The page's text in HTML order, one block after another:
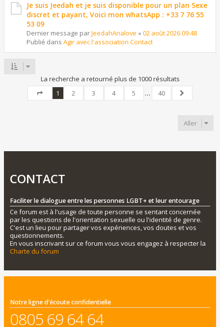
Je suis Jeedah et je suis disponible pour un plan Sexe
discret et payant, Voici mon whatsApp : +33 7 76 55
53 09
Dernier message parJeedahAnalove « 02 août 2026 09:48
Publié dans Agir avec l'association Contact
La recherche a retourné plus de 1000 résultats
Page sur40
1 2 3 4 5 …
40
Suivant
Aller
CONTACT
Faciliter le dialogue entre les personnes LGBT+ et leur entourage
Ce forum est à l'usage de toute personne se sentant concernée
par les questions de l'orientation sexuelle ou l'identité de genre.
C'est un lieu pour partager vos expériences, vos doutes et vos
questionnements.
En vous inscrivant sur ce forum vous vous engagez à respecter la
Charte du forum
Notre ligne d'écoute confidentielle
0805 69 64 64